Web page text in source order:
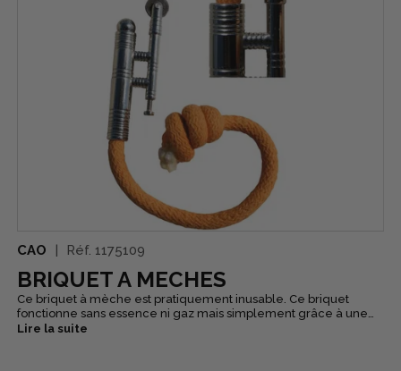
CAO Réf. 1175109
BRIQUET A MECHES
Ce briquet à mèche est pratiquement inusable. Ce briquet
fonctionne sans essence ni gaz mais simplement grâce à une
pierre silex qui allume la mèche. Il vous suffira de souffler sur la
Lire la suite